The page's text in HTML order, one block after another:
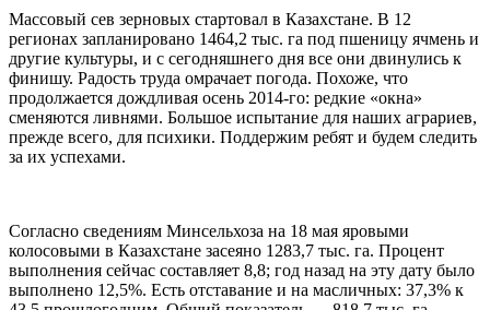
Массовый сев зерновых стартовал в Казахстане. В 12
регионах запланировано 1464,2 тыс. га под пшеницу ячмень и
другие культуры, и с сегодняшнего дня все они двинулись к
финишу. Радость труда омрачает погода. Похоже, что
продолжается дождливая осень 2014-го: редкие «окна»
сменяются ливнями. Большое испытание для наших аграриев,
прежде всего, для психики. Поддержим ребят и будем следить
за их успехами.
Согласно сведениям Минсельхоза на 18 мая яровыми
колосовыми в Казахстане засеяно 1283,7 тыс. га. Процент
выполнения сейчас составляет 8,8; год назад на эту дату было
выполнено 12,5%. Есть отставание и на масличных: 37,3% к